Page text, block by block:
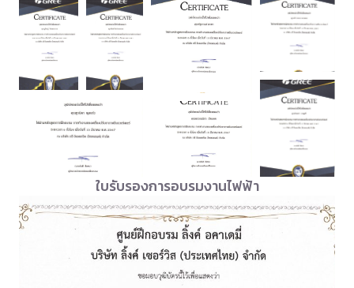
ใบรับรองการอบรมงานไฟฟ้า